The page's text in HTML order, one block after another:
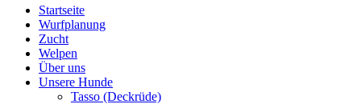
Startseite
Wurfplanung
Zucht
Welpen
Über uns
Unsere Hunde
Tasso (Deckrüde)